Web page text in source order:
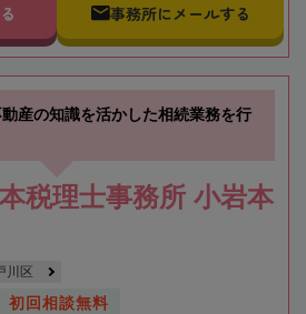
事務所にメールする
動産の知識を活かした相続業務を行
税理士事務所 小岩本
川区
初回相談無料